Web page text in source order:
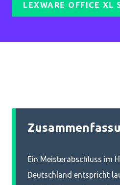
LEXWARE OFFICE XL
Ein Meisterabschluss im
Deutschland entspricht